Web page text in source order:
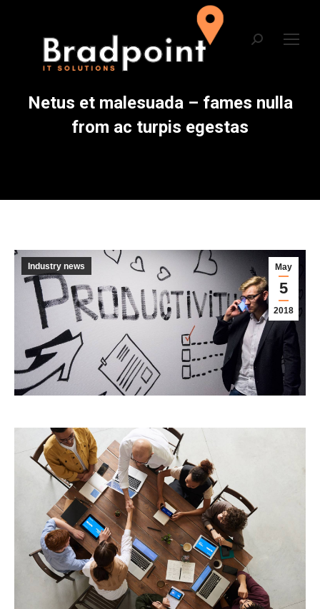
Netus et malesuada – fames nulla
from ac turpis egestas
May
5
2018
Industry news